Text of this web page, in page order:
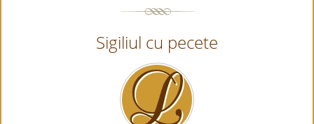
Sigiliul cu pecete